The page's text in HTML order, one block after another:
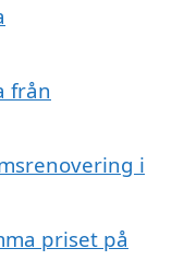
från
i
priset på